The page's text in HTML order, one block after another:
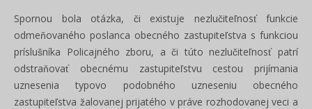
Spornou bola otázka, či existuje nezlučiteľnosť funkcie
odmeňovaného poslanca obecného zastupiteľstva s funkciou
príslušníka Policajného zboru, a či túto nezlučiteľnosť patrí
odstraňovať obecnému zastupiteľstvu cestou prijímania
uznesenia typovo podobného uzneseniu obecného
zastupiteľstva žalovanej prijatého v práve rozhodovanej veci a